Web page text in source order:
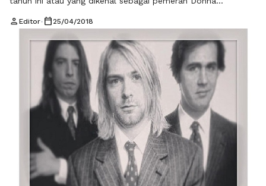
mendapatkan dua nominasi Logie Award pada tahun 2011
lalu. Kemudian pada saat Margot melepas lajangnya, lalu
menikah dengan sang kekasih sejak pada tahun 2013 lalu itu.
Menikah dengaan Tom Ackerley, Margot menggelar
pernikahanya secara …Baca Selengkapnya
person Editor• calendar_today 25/04/2018